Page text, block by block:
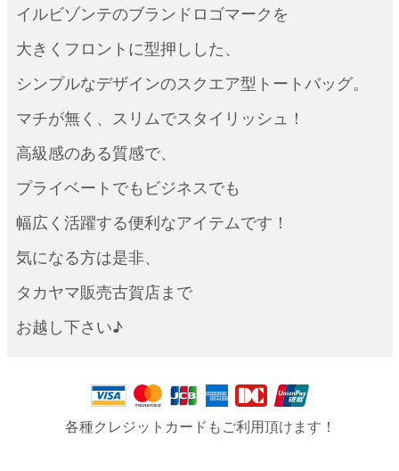
イルビゾンテのブランドロゴマークを
大きくフロントに型押しした、
シンプルなデザインのスクエア型トートバッグ。
マチが無く、スリムでスタイリッシュ！
高級感のある質感で、
プライベートでもビジネスでも
幅広く活躍する便利なアイテムです！
気になる方は是非、
タカヤマ販売古賀店まで
お越し下さい♪
各種クレジットカードもご利用頂けます！